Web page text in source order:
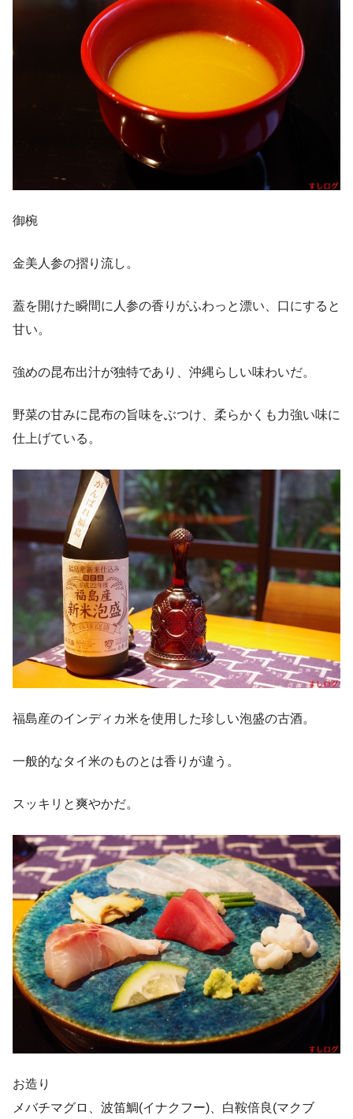
御椀
金美人参の摺り流し。
蓋を開けた瞬間に人参の香りがふわっと漂い、口にすると
甘い。
強めの昆布出汁が独特であり、沖縄らしい味わいだ。
野菜の甘みに昆布の旨味をぶつけ、柔らかくも力強い味に
仕上げている。
福島産のインディカ米を使用した珍しい泡盛の古酒。
一般的なタイ米のものとは香りが違う。
スッキリと爽やかだ。
お造り
メバチマグロ、波笛鯛(イナクフー)、白鞍倍良(マクブ